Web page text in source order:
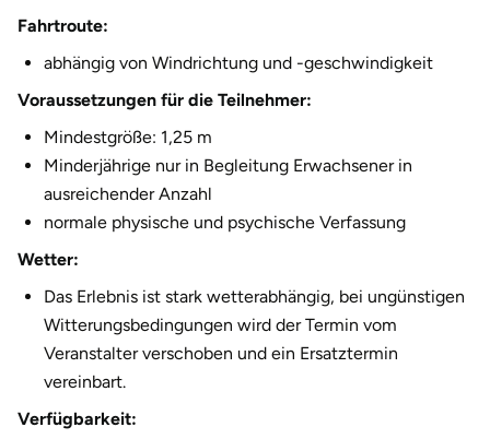
Fahrtroute:
abhängig von Windrichtung und -geschwindigkeit
Voraussetzungen für die Teilnehmer:
Mindestgröße: 1,25 m
Minderjährige nur in Begleitung Erwachsener in
ausreichender Anzahl
normale physische und psychische Verfassung
Wetter:
Das Erlebnis ist stark wetterabhängig, bei ungünstigen
Witterungsbedingungen wird der Termin vom
Veranstalter verschoben und ein Ersatztermin
vereinbart.
Verfügbarkeit:
Göppingen
Halle
Hamburg
Haßfurt